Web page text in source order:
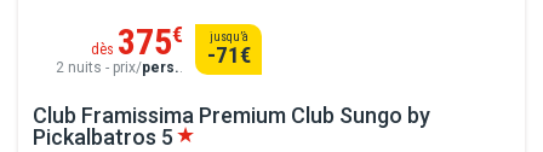
Club Framissima Premium Club Sungo by
Pickalbatros 5
dès 375€
2 nuits - prix/pers..
jusqu’à
-71€